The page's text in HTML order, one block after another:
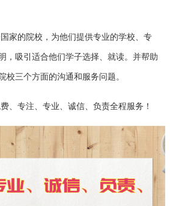
家的院校，为他们提供专业的学校、专
，吸引适合他们学子选择、就读。并帮助
校三个方面的沟通和服务问题。
、专注、专业、诚信、负责全程服务！